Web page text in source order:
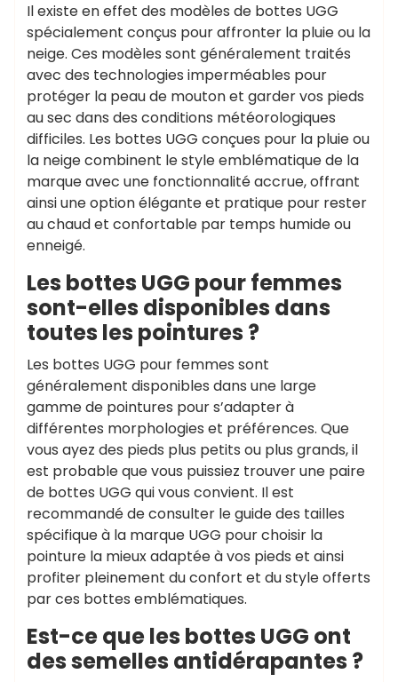
Il existe en effet des modèles de bottes UGG
spécialement conçus pour affronter la pluie ou la
neige. Ces modèles sont généralement traités
avec des technologies imperméables pour
protéger la peau de mouton et garder vos pieds
au sec dans des conditions météorologiques
difficiles. Les bottes UGG conçues pour la pluie ou
la neige combinent le style emblématique de la
marque avec une fonctionnalité accrue, offrant
ainsi une option élégante et pratique pour rester
au chaud et confortable par temps humide ou
enneigé.
Les bottes UGG pour femmes
sont-elles disponibles dans
toutes les pointures ?
Les bottes UGG pour femmes sont
généralement disponibles dans une large
gamme de pointures pour s’adapter à
différentes morphologies et préférences. Que
vous ayez des pieds plus petits ou plus grands, il
est probable que vous puissiez trouver une paire
de bottes UGG qui vous convient. Il est
recommandé de consulter le guide des tailles
spécifique à la marque UGG pour choisir la
pointure la mieux adaptée à vos pieds et ainsi
profiter pleinement du confort et du style offerts
par ces bottes emblématiques.
Est-ce que les bottes UGG ont
des semelles antidérapantes ?